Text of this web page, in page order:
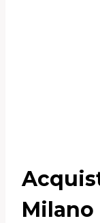
Milano